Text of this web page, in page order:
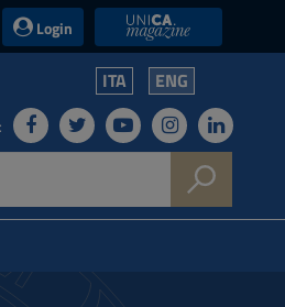
Login UniCA News
ITA ENG